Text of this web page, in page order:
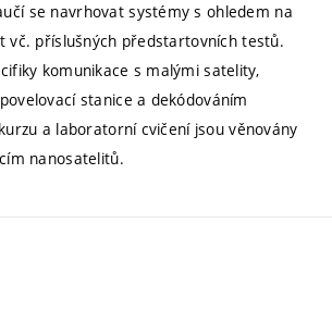
se navrhovat systémy s ohledem na
vč. příslušných předstartovních testů.
komunikace s malými satelity,
stanice a dekódováním
a laboratorní cvičení jsou věnovány
nanosatelitů.